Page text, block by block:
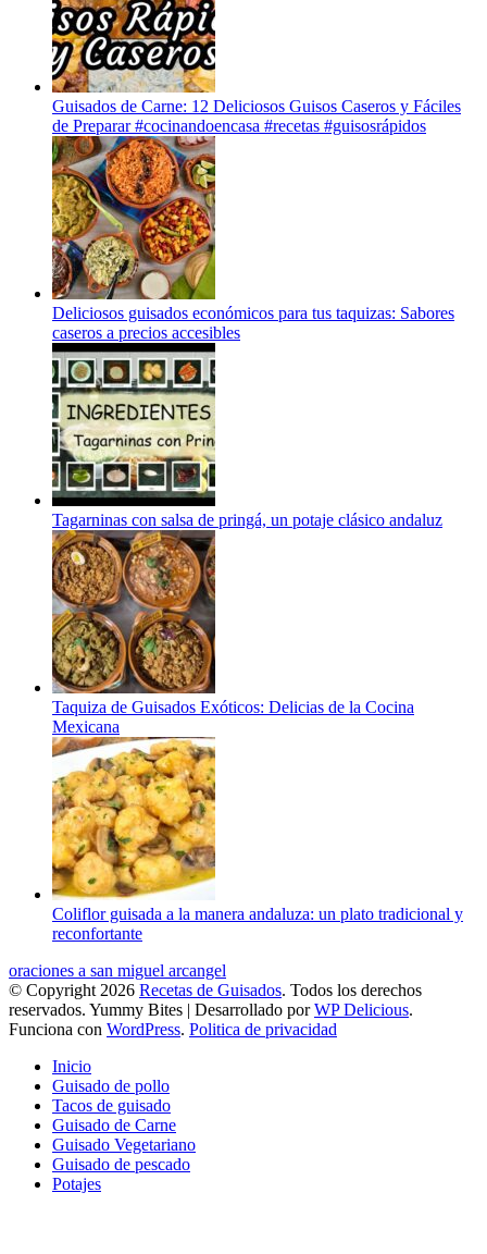
Guisados de Carne: 12 Deliciosos Guisos Caseros y Fáciles
de Preparar #cocinandoencasa #recetas #guisosrápidos
Deliciosos guisados económicos para tus taquizas: Sabores
caseros a precios accesibles
Tagarninas con salsa de pringá, un potaje clásico andaluz
Taquiza de Guisados Exóticos: Delicias de la Cocina
Mexicana
Coliflor guisada a la manera andaluza: un plato tradicional y
reconfortante
oraciones a san miguel arcangel
© Copyright 2026 Recetas de Guisados. Todos los derechos
reservados. Yummy Bites | Desarrollado porWP Delicious.
Funciona con WordPress. Politica de privacidad
Inicio
Guisado de pollo
Tacos de guisado
Guisado de Carne
Guisado Vegetariano
Guisado de pescado
Potajes